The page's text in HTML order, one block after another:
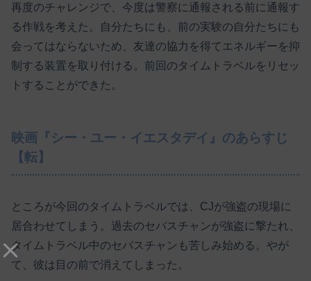
再度のチャレンジで、今度は警察に通報される前に通報す
る作戦を考えた。自分たちにも、前の実験の自分たちにも
会ってはならないため、友達の協力を得てエネルギーを抑
制する装置を取り付ける。前回のタイムトラベルをリセッ
トすることができた。
映画『シー・ユー・イエスタデイ』のあらすじ
【転】
ところが今回のタイムトラベルでは、CJが強盗の現場に
居合わせてしまう。過去のセバスチャンが強盗に撃たれ、
タイムトラベル中のセバスチャンも苦しみ始める。やが
て、彼は目の前で消えてしまった。